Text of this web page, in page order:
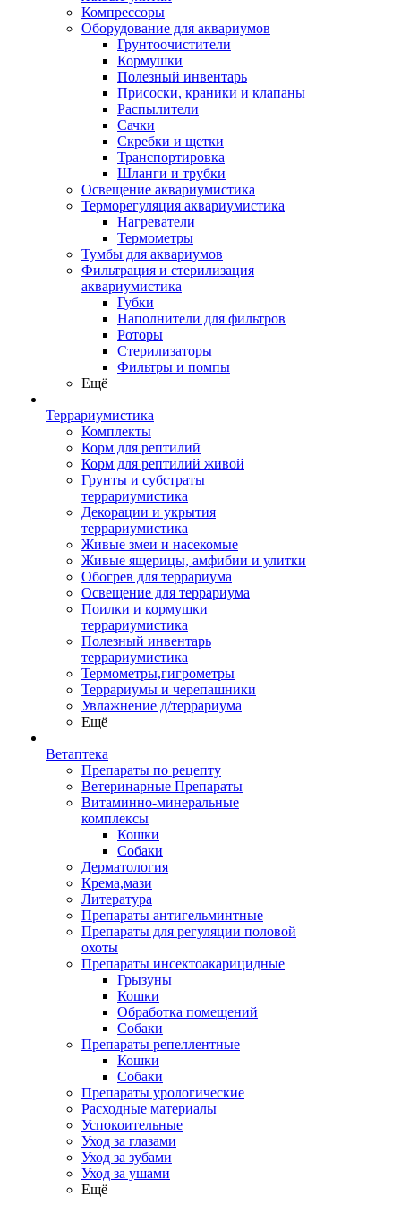
Компрессоры
Оборудование для аквариумов
Грунтоочистители
Кормушки
Полезный инвентарь
Присоски, краники и клапаны
Распылители
Сачки
Скребки и щетки
Транспортировка
Шланги и трубки
Освещение аквариумистика
Терморегуляция аквариумистика
Нагреватели
Термометры
Тумбы для аквариумов
Фильтрация и стерилизация
аквариумистика
Губки
Наполнители для фильтров
Роторы
Стерилизаторы
Фильтры и помпы
Ещё
Террариумистика
Комплекты
Корм для рептилий
Корм для рептилий живой
Грунты и субстраты
террариумистика
Декорации и укрытия
террариумистика
Живые змеи и насекомые
Живые ящерицы, амфибии и улитки
Обогрев для террариума
Освещение для террариума
Поилки и кормушки
террариумистика
Полезный инвентарь
террариумистика
Термометры,гигрометры
Террариумы и черепашники
Увлажнение д/террариума
Ещё
Ветаптека
Препараты по рецепту
Ветеринарные Препараты
Витаминно-минеральные
комплексы
Кошки
Собаки
Дерматология
Крема,мази
Литература
Препараты антигельминтные
Препараты для регуляции половой
охоты
Препараты инсектоакарицидные
Грызуны
Кошки
Обработка помещений
Собаки
Препараты репеллентные
Кошки
Собаки
Препараты урологические
Расходные материалы
Успокоительные
Уход за глазами
Уход за зубами
Уход за ушами
Ещё